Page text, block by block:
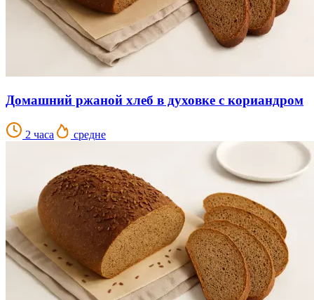
Домашний ржаной хлеб в духовке с кориандром
2 часа средне